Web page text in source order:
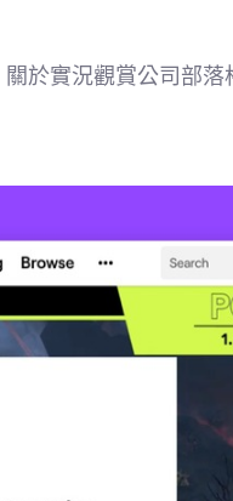
關於實況觀賞公司部落